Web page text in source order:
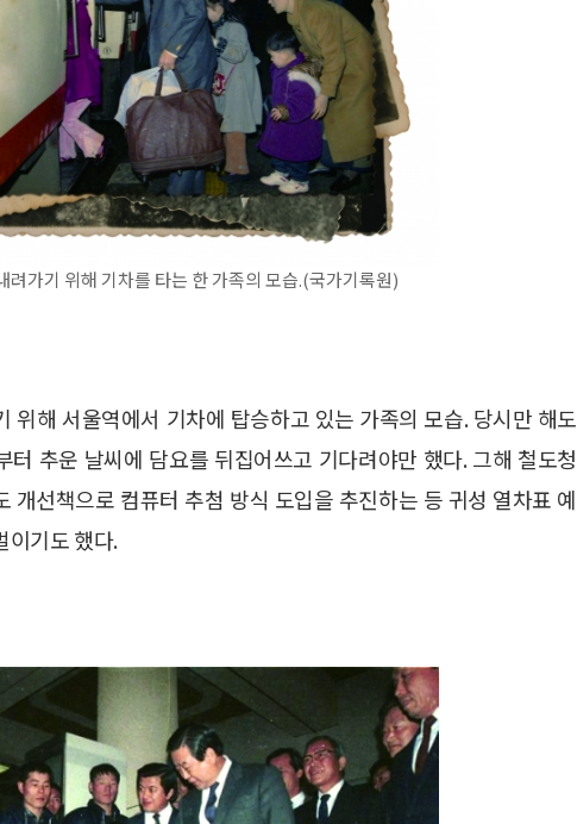
가기 위해 기차를 타는 한 가족의 모습.(국가기록원)
위해 서울역에서 기차에 탑승하고 있는 가족의 모습. 당시만 해도
추운 날씨에 담요를 뒤집어쓰고 기다려야만 했다. 그해 철도청
개선책으로 컴퓨터 추첨 방식 도입을 추진하는 등 귀성 열차표 예
이기도 했다.